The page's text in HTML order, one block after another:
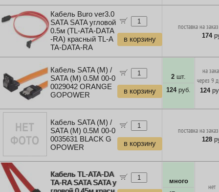
Кабель Buro ver3.0
SATA SATA угловой
0.5м (TL-ATA-DATA
-RA) красный TL-A
TA-DATA-RA
в корзину
поставка на
174
Кабель SATA (M) /
SATA (M) 0.5M 00-0
0029042 ORANGE
GOPOWER
в корзину
2 шт.
124руб.
на
через 9
124
Кабель SATA (M) /
SATA (M) 0.5M 00-0
0035631 BLACK G
OPOWER
в корзину
поставка на
128
Кабель TL-ATA-DA
TA-RA SATA SATA у
много
нет